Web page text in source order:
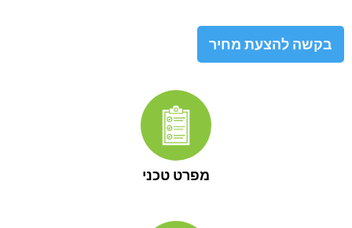
בקשה להצעת מחיר
מפרט טכני